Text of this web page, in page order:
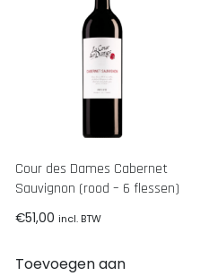
Cour des Dames Cabernet
Sauvignon (rood – 6 flessen)
€51,00 incl. BTW
Toevoegen aan